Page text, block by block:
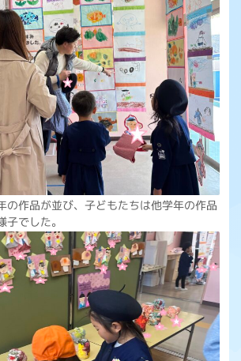
の作品が並び、子どもたちは他学年の作品
でした。